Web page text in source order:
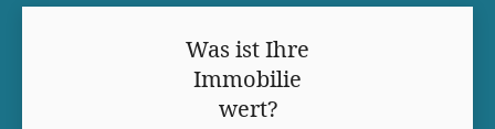
Was ist Ihre
Immobilie
wert?